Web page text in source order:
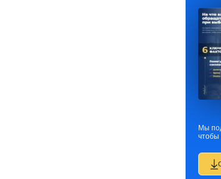
Мы
чтобы